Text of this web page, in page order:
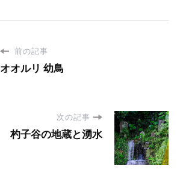
前の記事
オオルリ 幼鳥
次の記事
杓子谷の地蔵と湧水